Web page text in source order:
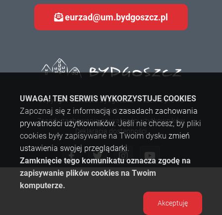
eurzad@um.bydgoszcz.pl
Copyright © Miasto Bydgoszcz. Wszelkie prawa
zastrzeżone.
Zasady zachowania prywatności użytkowników
Deklaracja dostępności
UWAGA! TEN SERWIS WYKORZYSTUJE COOKIES
Zapoznaj się z informacją ozasadach zachowania
prywatności użytkowników. Jeśli nie chcesz, by pliki
cookies były zapisywane na Twoim dysku zmień
ustawienia swojej przeglądarki.
Zamknięcie tego komunikatu oznacza zgodę na
zapisywanie plików cookies na Twoim
komputerze.
Akceptuję